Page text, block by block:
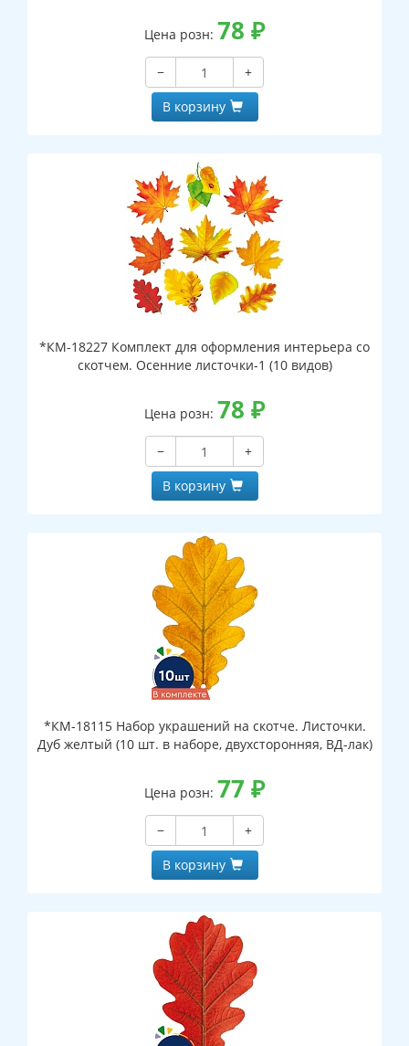
Цена розн: 78 ₽
−
+
В корзину
*КМ-18227 Комплект для оформления интерьера со
скотчем. Осенние листочки-1 (10 видов)
Цена розн: 78 ₽
−
+
В корзину
*КМ-18115 Набор украшений на скотче. Листочки.
Дуб желтый (10 шт. в наборе, двухсторонняя, ВД-лак)
Цена розн: 77 ₽
−
+
В корзину